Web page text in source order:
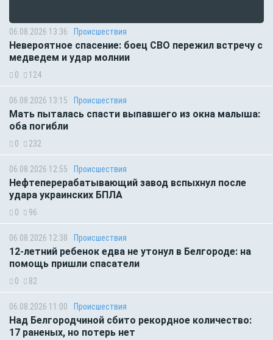
06.08.2026 13:36 Происшествия
Невероятное спасение: боец СВО пережил встречу с
медведем и удар молнии
0 124
06.08.2026 13:15 Происшествия
Мать пыталась спасти выпавшего из окна малыша:
оба погибли
0 232
06.08.2026 12:55 Происшествия
Нефтеперерабатывающий завод вспыхнул после
удара украинских БПЛА
0 96
06.08.2026 12:38 Происшествия
12-летний ребенок едва не утонул в Белгороде: на
помощь пришли спасатели
0 82
06.08.2026 11:00 Происшествия
Над Белгородчиной сбито рекордное количество:
17 раненых, но потерь нет